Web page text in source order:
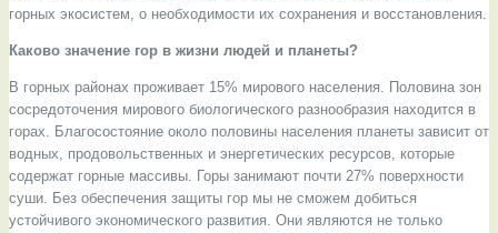
горных экосистем, о необходимости их сохранения и восстановления.
Каково значение гор в жизни людей и планеты?
В горных районах проживает 15% мирового населения. Половина зон
сосредоточения мирового биологического разнообразия находится в
горах. Благосостояние около половины населения планеты зависит от
водных, продовольственных и энергетических ресурсов, которые
содержат горные массивы. Горы занимают почти 27% поверхности
суши. Без обеспечения защиты гор мы не сможем добиться
устойчивого экономического развития. Они являются не только